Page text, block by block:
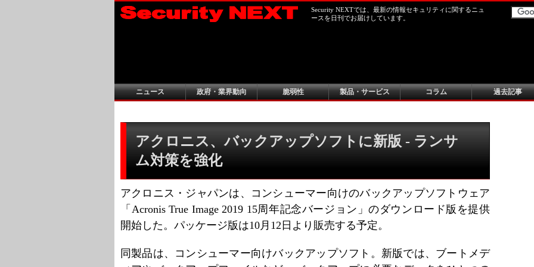
Security NEXTでは、最新の情報セキュリティに関するニュ
ースを日刊でお届けしています。
ニュース 政府・業界動向 脆弱性 製品・サービス コラム 過去記事
アクロニス、バックアップソフトに新版 - ランサ
ム対策を強化
アクロニス・ジャパンは、コンシューマー向けのバックアップソフトウェア
「Acronis True Image 2019 15周年記念バージョン」のダウンロード版を提供
開始した。パッケージ版は10月12日より販売する予定。
同製品は、コンシューマー向けバックアップソフト。新版では、ブートメデ